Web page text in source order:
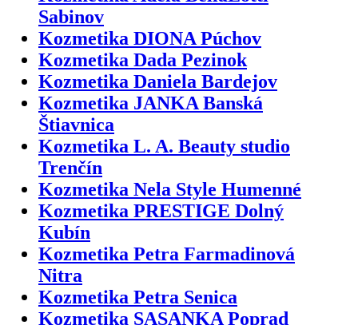
Sabinov
Kozmetika DIONA Púchov
Kozmetika Dada Pezinok
Kozmetika Daniela Bardejov
Kozmetika JANKA Banská
Štiavnica
Kozmetika L. A. Beauty studio
Trenčín
Kozmetika Nela Style Humenné
Kozmetika PRESTIGE Dolný
Kubín
Kozmetika Petra Farmadinová
Nitra
Kozmetika Petra Senica
Kozmetika SASANKA Poprad